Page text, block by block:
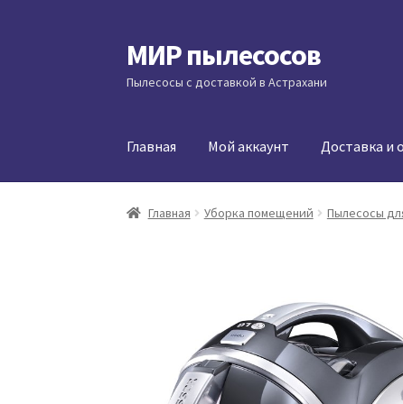
Перейти
к
навигации
Перейти
к
содержимому
МИР пылесосов
Пылесосы с доставкой в Астрахани
Главная Мой аккаунт Доставка и
Главная Уборка помещений Пылесосы